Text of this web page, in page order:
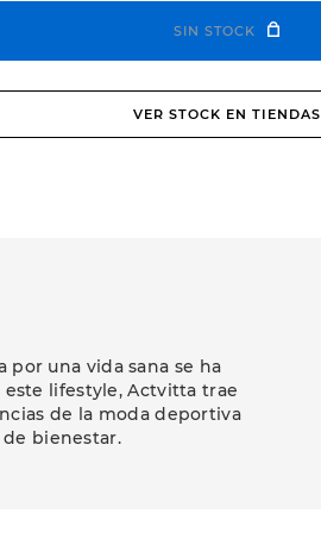
SIN STOCK
VER STOCK EN TIENDAS
una vida sana se ha
lifestyle, Actvitta trae
de la moda deportiva
bienestar.